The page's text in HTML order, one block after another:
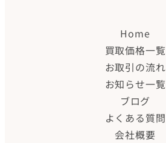
Home
買取価格一覧
お取引の流れ
お知らせ一覧
ブログ
よくある質問
会社概要